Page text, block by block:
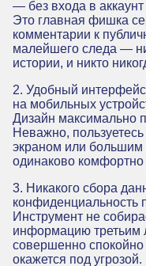
— без входа в аккаунт
Это главная фишка
комментарии к
малейшего следа —
истории, и никто
2. Удобный
на мобильных
Дизайн максимально
Неважно,
экраном или большим
одинаково
3. Никакого сбора
конфиденциальность
Инструмент не
информацию третьим
совершенно
окажется под угрозой.